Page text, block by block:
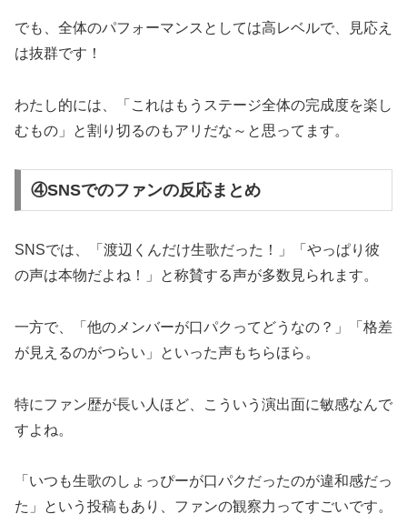
でも、全体のパフォーマンスとしては高レベルで、見応え
は抜群です！
わたし的には、「これはもうステージ全体の完成度を楽し
むもの」と割り切るのもアリだな～と思ってます。
④SNSでのファンの反応まとめ
SNSでは、「渡辺くんだけ生歌だった！」「やっぱり彼
の声は本物だよね！」と称賛する声が多数見られます。
一方で、「他のメンバーが口パクってどうなの？」「格差
が見えるのがつらい」といった声もちらほら。
特にファン歴が長い人ほど、こういう演出面に敏感なんで
すよね。
「いつも生歌のしょっぴーが口パクだったのが違和感だっ
た」という投稿もあり、ファンの観察力ってすごいです。